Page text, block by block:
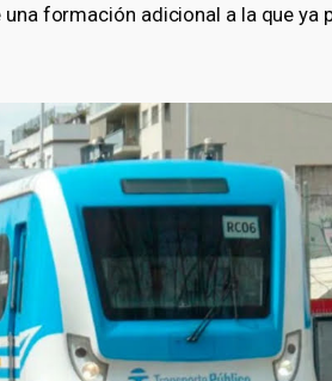
formación adicional a la que ya